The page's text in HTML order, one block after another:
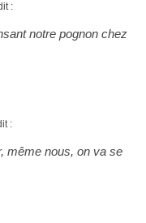
:
notre pognon chez
:
même nous, on va se